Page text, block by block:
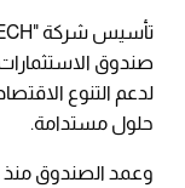
صندوق
لدعم التنوع
حلول مستدامة.